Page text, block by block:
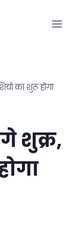
का शुरू होगा
शुक्र,